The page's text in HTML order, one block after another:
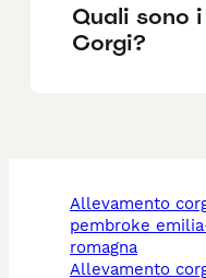
Quali sono
Corgi?
allevamento corgi
pembroke
romagna
allevamento corgi